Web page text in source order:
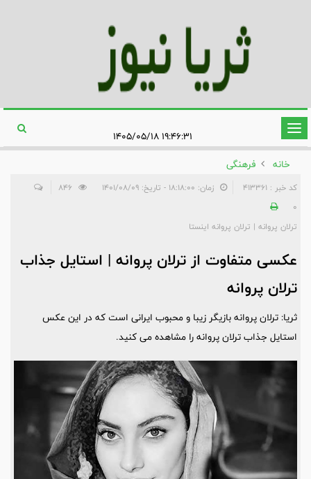
تغییر
وضعیت
ناوبری
خانه
فرهنگی
کد خبر : 413361 زمان: ۱۸:۱۸:۰۰ - تاریخ: ۱۴۰۱/۰۸/۰۹
0
ترلان پروانه | ترلان پروانه اینستا
عکسی متفاوت از ترلان پروانه | استایل جذاب
ترلان پروانه
ثریا: ترلان پروانه بازیگر زیبا و محبوب ایرانی است که در این عکس
استایل جذاب ترلان پروانه را مشاهده می کنید.